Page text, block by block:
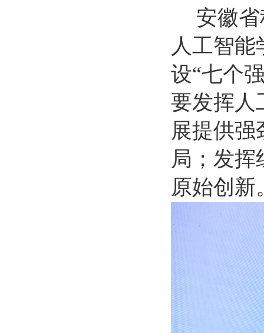
安徽
人工智
设“七个
要发挥人
展提供强
局；发
原始创新